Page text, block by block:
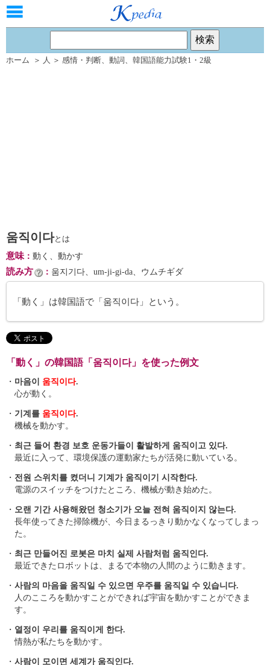
ホーム ＞ 人 ＞ 感情・判断、 動詞 、 韓国語能力試験1・2級
움직이다とは
意味： 動く、動かす
読み方 ： 움지기다、um-ji-gi-da、ウムチギダ
「動く」は韓国語で「움직이다」という。
「動く」の韓国語「움직이다」を使った例文
・ 마음이 움직이다.
心が動く。
・ 기계를 움직이다.
機械を動かす。
・ 최근 들어 환경 보호 운동가들이 활발하게 움직이고 있다.
最近に入って、環境保護の運動家たちが活発に動いている。
・ 전원 스위치를 켰더니 기계가 움직이기 시작한다.
電源のスイッチをつけたところ、機械が動き始めた。
・ 오랜 기간 사용해왔던 청소기가 오늘 전혀 움직이지 않는다.
長年使ってきた掃除機が、今日まるっきり動かなくなってしまっ
た。
・ 최근 만들어진 로봇은 마치 실제 사람처럼 움직인다.
最近できたロボットは、まるで本物の人間のように動きます。
・ 사람의 마음을 움직일 수 있으면 우주를 움직일 수 있습니다.
人のこころを動かすことができれば宇宙を動かすことができま
す。
・ 열정이 우리를 움직이게 한다.
情熱が私たちを動かす。
・ 사람이 모이면 세계가 움직인다.